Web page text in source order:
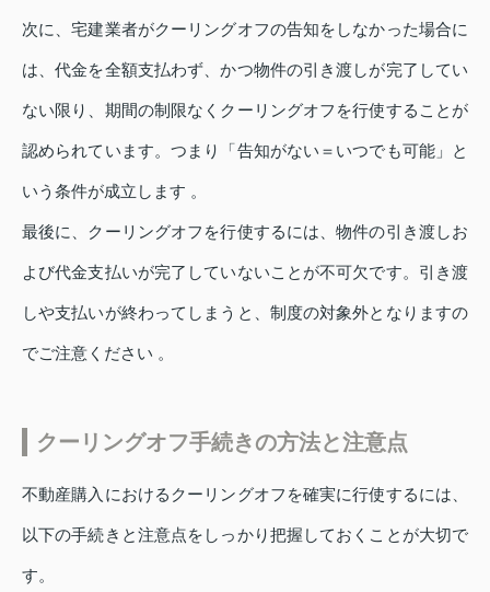
次に、宅建業者がクーリングオフの告知をしなかった場合に
は、代金を全額支払わず、かつ物件の引き渡しが完了してい
ない限り、期間の制限なくクーリングオフを行使することが
認められています。つまり「告知がない＝いつでも可能」と
いう条件が成立します 。
最後に、クーリングオフを行使するには、物件の引き渡しお
よび代金支払いが完了していないことが不可欠です。引き渡
しや支払いが終わってしまうと、制度の対象外となりますの
でご注意ください 。
クーリングオフ手続きの方法と注意点
不動産購入におけるクーリングオフを確実に行使するには、
以下の手続きと注意点をしっかり把握しておくことが大切で
す。